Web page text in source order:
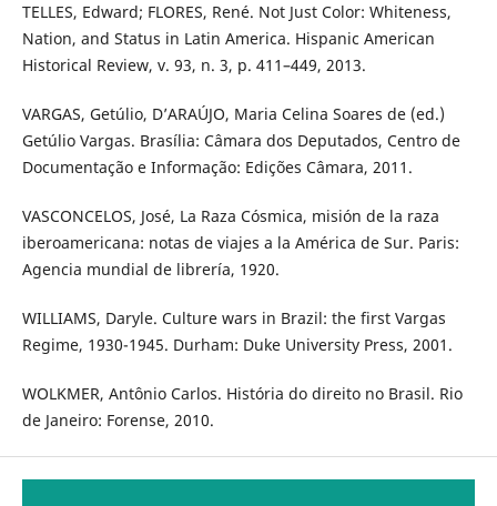
TELLES, Edward; FLORES, René. Not Just Color: Whiteness,
Nation, and Status in Latin America. Hispanic American
Historical Review, v. 93, n. 3, p. 411–449, 2013.
VARGAS, Getúlio, D’ARAÚJO, Maria Celina Soares de (ed.)
Getúlio Vargas. Brasília: Câmara dos Deputados, Centro de
Documentação e Informação: Edições Câmara, 2011.
VASCONCELOS, José, La Raza Cósmica, misión de la raza
iberoamericana: notas de viajes a la América de Sur. Paris:
Agencia mundial de librería, 1920.
WILLIAMS, Daryle. Culture wars in Brazil: the first Vargas
Regime, 1930-1945. Durham: Duke University Press, 2001.
WOLKMER, Antônio Carlos. História do direito no Brasil. Rio
de Janeiro: Forense, 2010.